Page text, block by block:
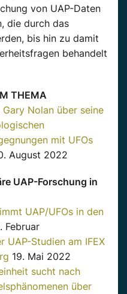
von UAP-Daten
die durch das
bis hin zu damit
behandelt
THEMA
Nolan über seine
mit UFOs
August 2022
UAP-Forschung in
UAP/UFOs in den
Februar
UAP-Studien am IFEX
19. Mai 2022
sucht nach
über